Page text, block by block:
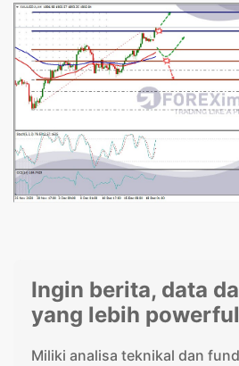
Ingin berita, data
yang lebih
Miliki analisa teknikal dan